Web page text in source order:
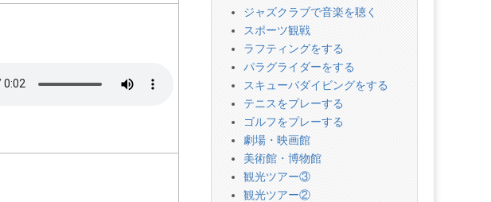
ジャズクラブで音楽を聴く
スポーツ観戦
ラフティングをする
パラグライダーをする
スキューバダイビングをする
テニスをプレーする
ゴルフをプレーする
劇場・映画館
美術館・博物館
観光ツアー③
観光ツアー②